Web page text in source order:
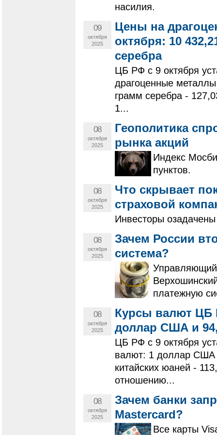
насилия.
09
октября
2025
Цены на
октября: 10
серебра
ЦБ РФ с 9 октября
драгоценные
грамм серебра -
1...
08
октября
2025
Геополитика
рынка акций
Индекс
пунктов.
08
октября
2025
Что скрывает
страховой
Инвесторы
08
октября
2025
Зачем России
система?
платежную
08
октября
2025
Курсы валют ЦБ
доллар США и
ЦБ РФ с 9 октября
валют: 1 доллар США
китайских юаней -
отношению...
08
октября
2025
Зачем банки
Mastercard?
Все карты